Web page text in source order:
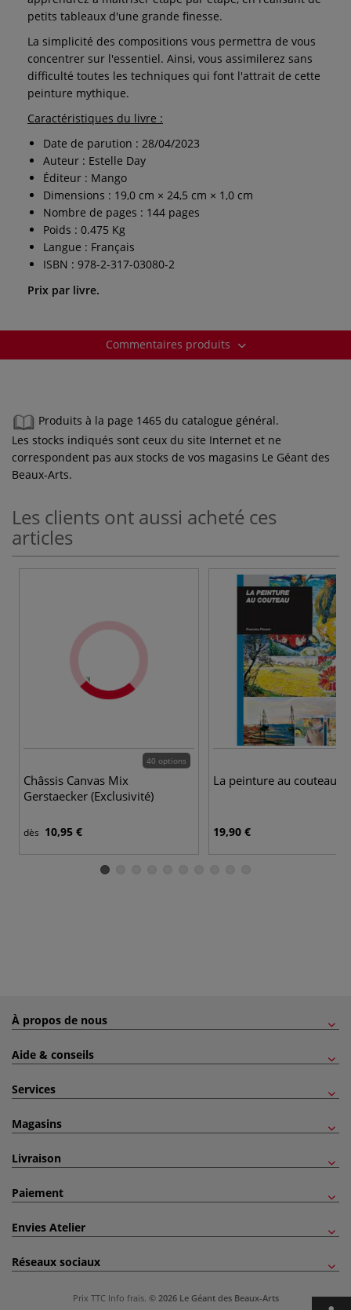
petits tableaux d'une grande finesse.
La simplicité des compositions vous permettra de vous
concentrer sur l'essentiel. Ainsi, vous assimilerez sans
difficulté toutes les techniques qui font l'attrait de cette
peinture mythique.
Caractéristiques du livre :
Date de parution : 28/04/2023
Auteur : Estelle Day
Éditeur : Mango
Dimensions : 19,0 cm × 24,5 cm × 1,0 cm
Nombre de pages : 144 pages
Poids : 0.475 Kg
Langue : Français
ISBN : 978-2-317-03080-2
Prix par livre.
Commentaires produits
Produits à la page 1465 du catalogue général.
Les stocks indiqués sont ceux du site Internet et ne
correspondent pas aux stocks de vos magasins Le Géant des
Beaux-Arts.
Les clients ont aussi acheté ces
articles
40 options
Châssis Canvas Mix
Gerstaecker (Exclusivité)
dès 10,95 €
La peinture au couteau
19,90 €
À propos de nous
Aide & conseils
Services
Magasins
Livraison
Paiement
Envies Atelier
Réseaux sociaux
Prix TTC Info frais. © 2026 Le Géant des Beaux-Arts